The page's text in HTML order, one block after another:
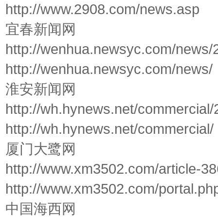
http://www.2908.com/news.asp
宜春新闻网
http://wenhua.newsyc.com/
http://wenhua.newsyc.com/news/
淮安新闻网
http://wh.hynews.net/
http://wh.hynews.net/commercial/
厦门大鹭网
http://www.xm3502.com/article-
http://www.xm3502.com/
中国海西网